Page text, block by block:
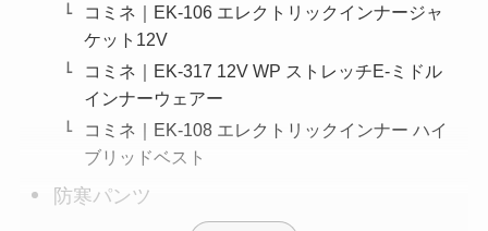
コミネ｜EK-106 エレクトリックインナージャ
ケット12V
コミネ｜EK-317 12V WP ストレッチE-ミドル
インナーウェアー
コミネ｜EK-108 エレクトリックインナー ハイ
ブリッドベスト
防寒パンツ